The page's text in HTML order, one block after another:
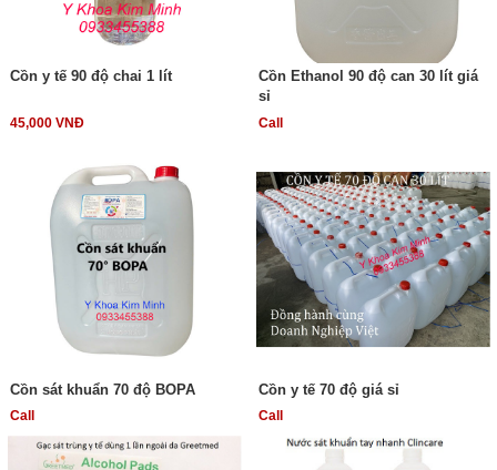
Cồn y tế 90 độ chai 1 lít
45,000 VNĐ
Cồn Ethanol 90 độ can 30 lít giá
sỉ
Call
Cồn sát khuẩn 70 độ BOPA
Call
Cồn y tế 70 độ giá sỉ
Call